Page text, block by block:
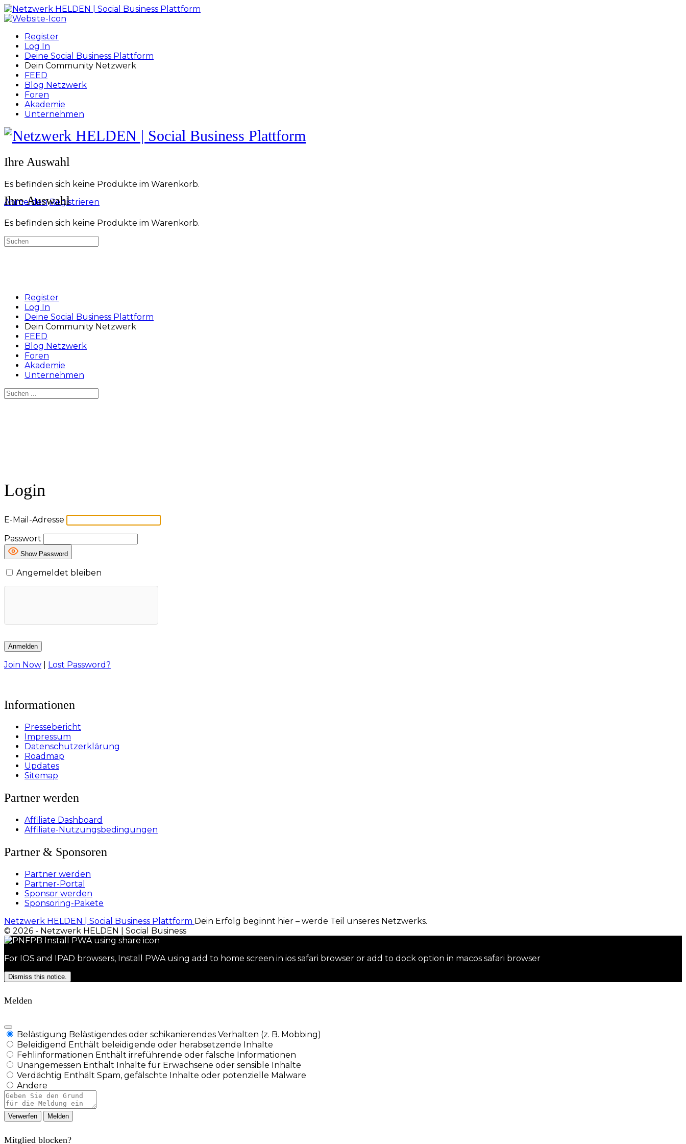
Toggle
Side
Register
Log In
Deine Social Business Plattform
Dein Community Netzwerk
FEED
Blog Netzwerk
Foren
Akademie
Unternehmen
Toggle
Side
More
options
Ihre Auswahl
Es befinden sich keine Produkte im Warenkorb.
Anmelden Registrieren
Ihre Auswahl
Es befinden sich keine Produkte im Warenkorb.
Suchen
nach:
Register
Log In
Deine Social Business Plattform
Dein Community Netzwerk
FEED
Blog Netzwerk
Foren
Akademie
Unternehmen
Suchen
nach:
Login
E-Mail-Adresse
Passwort
Show Password
Angemeldet bleiben
Join Now Lost Password?
Informationen
Pressebericht
Impressum
Datenschutzerklärung
Roadmap
Updates
Sitemap
Partner werden
Affiliate Dashboard
Affiliate-Nutzungsbedingungen
Partner & Sponsoren
Partner werden
Partner-Portal
Sponsor werden
Sponsoring-Pakete
Netzwerk HELDEN | Social Business Plattform Dein Erfolg beginnt hier – werde Teil unseres Netzwerks.
© 2026 - Netzwerk HELDEN | Social Business
For IOS and IPAD browsers, Install PWA using add to home screen in ios safari browser or add to dock option in macos safari browser
Dismiss this notice.
Melden
Belästigung Belästigendes oder schikanierendes Verhalten (z. B. Mobbing)
Beleidigend Enthält beleidigende oder herabsetzende Inhalte
Fehlinformationen Enthält irreführende oder falsche Informationen
Unangemessen Enthält Inhalte für Erwachsene oder sensible Inhalte
Verdächtig Enthält Spam, gefälschte Inhalte oder potenzielle Malware
Andere
Berichtsnotiz
Melden
Mitglied blocken?